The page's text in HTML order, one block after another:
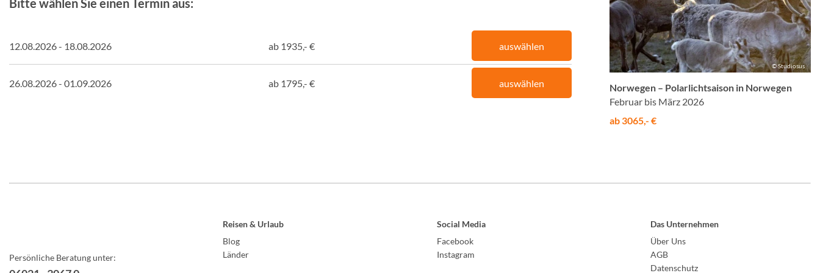
Bitte wählen Sie einen Termin aus:
12.08.2026 - 18.08.2026 ab 1935,- € auswählen
26.08.2026 - 01.09.2026 ab 1795,- € auswählen
© Studiosus
Norwegen – Polarlichtsaison in Norwegen
Februar bis März 2026
ab 3065,- €
Persönliche Beratung unter:
Reisen & Urlaub
Blog
Länder
Social Media
Facebook
Instagram
Das Unternehmen
Über Uns
AGB
Datenschutz